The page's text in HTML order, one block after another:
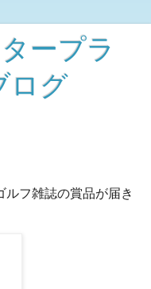
ープラ
ログ
ルフ雑誌の賞品が届き